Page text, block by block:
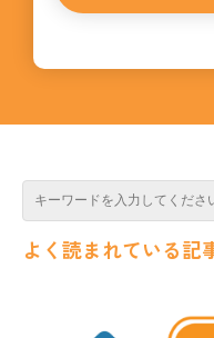
よく読まれている記